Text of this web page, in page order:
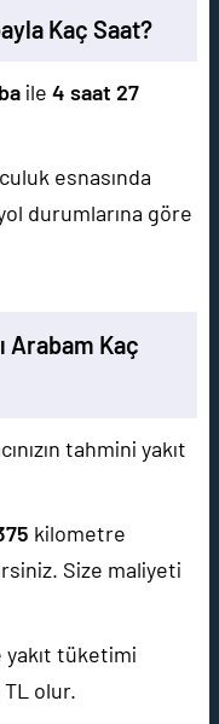
Kaç Saat?
ile 4 saat 27
esnasında
durumlarına göre
Arabam Kaç
tahmini yakıt
kilometre
Size maliyeti
tüketimi
TL olur.